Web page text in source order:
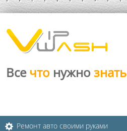
Все что нужно знать
Ремонт авто своими руками